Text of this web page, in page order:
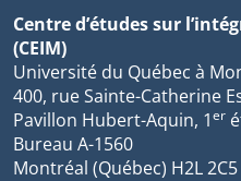
Centre d’études sur
(CEIM)
Université du Québec à
400, rue Sainte-Catherine
Pavillon Hubert-Aquin, 1er
Bureau A-1560
Montréal (Québec) H2L